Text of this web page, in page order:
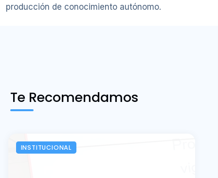
producción de conocimiento autónomo.
Te Recomendamos
INSTITUCIONAL